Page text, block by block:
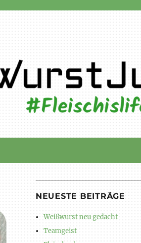
NEUESTE BEITRÄGE
Weißwurst neu gedacht
Teamgeist